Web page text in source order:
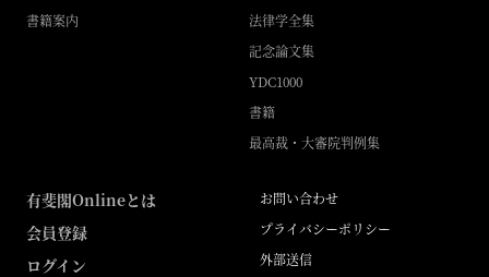
書籍案内
法律学全集
記念論文集
YDC1000
書籍
最高裁・大審院判例集
有斐閣Onlineとは
会員登録
ログイン
お問い合わせ
プライバシーポリシー
外部送信